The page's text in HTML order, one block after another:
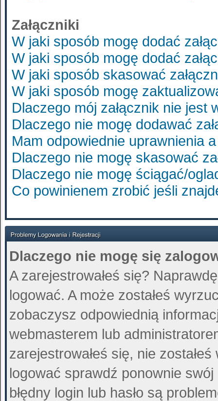
Załączniki
W jaki sposób mogę dodać
W jaki sposób mogę dodać
W jaki sposób skasować
W jaki sposób mogę
Dlaczego mój załącznik nie jest
Dlaczego nie mogę dodawać
Mam odpowiednie uprawnienia
Dlaczego nie mogę skasować
Dlaczego nie mogę ściągać/
Co powinienem zrobić jeśli
Dlaczego nie mogę się
A zarejestrowałeś się?
logować. A może zostałeś
zobaczysz odpowiednią
webmasterem lub
zarejestrowałeś się, nie
logować sprawdź ponownie swój
błędny login lub hasło są